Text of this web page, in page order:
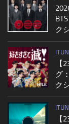
ク
【
グ
ク
【